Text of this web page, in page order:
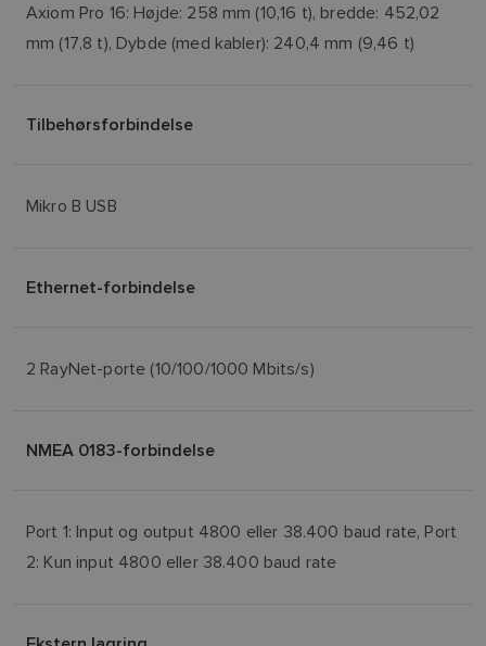
Axiom Pro 16: Højde: 258 mm (10,16 t), bredde: 452,02
mm (17,8 t), Dybde (med kabler): 240,4 mm (9,46 t)
Tilbehørsforbindelse
Mikro B USB
Ethernet-forbindelse
2 RayNet-porte (10/100/1000 Mbits/s)
NMEA 0183-forbindelse
Port 1: Input og output 4800 eller 38.400 baud rate, Port
2: Kun input 4800 eller 38.400 baud rate